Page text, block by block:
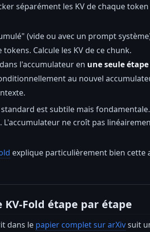
séparément les KV de chaque
(vide ou avec un prompt
Calcule les KV de ce chunk.
l'accumulateur en une seule étape
au nouvel
est subtile mais
L'accumulateur ne croît pas
explique particulièrement bien cette
Fold étape par étape
dans le papier complet sur arXivsuit